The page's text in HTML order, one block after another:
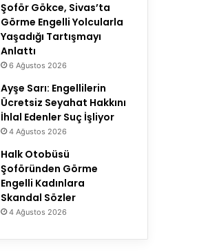
Şoför Gökce, Sivas’ta
Görme Engelli Yolcularla
Yaşadığı Tartışmayı
Anlattı
6 Ağustos 2026
Ayşe Sarı: Engellilerin
Ücretsiz Seyahat Hakkını
İhlal Edenler Suç İşliyor
4 Ağustos 2026
Halk Otobüsü
Şoföründen Görme
Engelli Kadınlara
Skandal Sözler
4 Ağustos 2026